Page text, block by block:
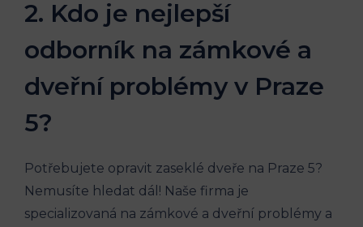
2. Kdo je nejlepší
odborník na zámkové a
dveřní problémy v Praze
5?
Potřebujete opravit zaseklé dveře na Praze 5?
Nemusíte hledat dál! Naše firma je
specializovaná na zámkové a dveřní problémy a